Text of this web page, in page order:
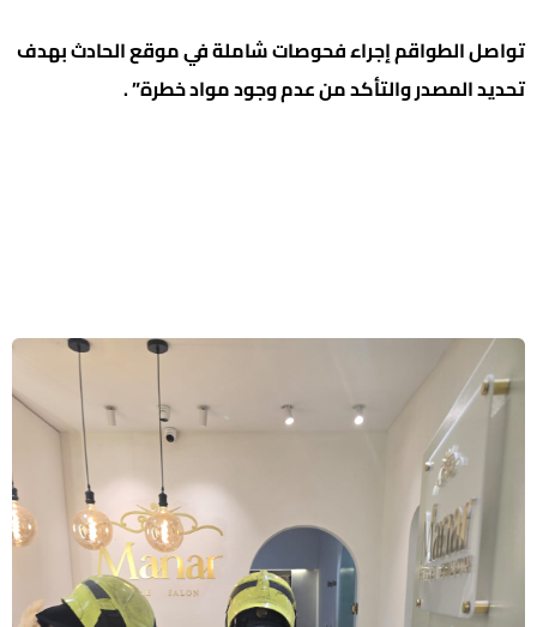
تواصل الطواقم إجراء فحوصات شاملة في موقع الحادث بهدف
تحديد المصدر والتأكد من عدم وجود مواد خطرة” .